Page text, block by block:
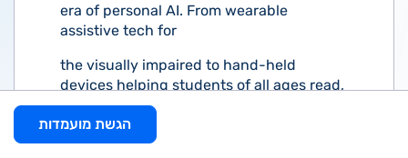
era of personal AI. From wearable
assistive tech for
the visually impaired to hand-held
devices helping students of all ages read,
we believe in
making products that can improve
הגשת מועמדות